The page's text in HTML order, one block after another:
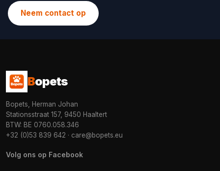
Neem contact op
Bopets
Bopets, Herman Johan
Stationsstraat 157, 9450 Haaltert
BTW: BE 0760.058.346
+32 (0)53 839 642 · care@bopets.eu
Volg ons op Facebook